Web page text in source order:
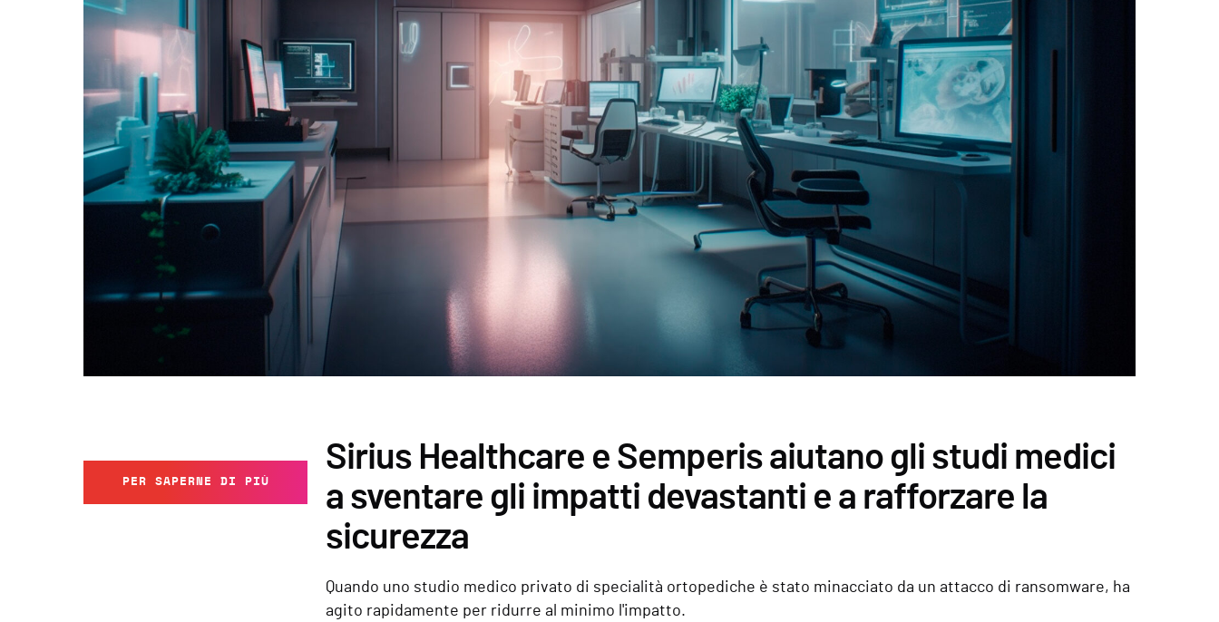
PER SAPERNE DI PIÙ
Sirius Healthcare e Semperis aiutano gli studi medici
a sventare gli impatti devastanti e a rafforzare la
sicurezza
Quando uno studio medico privato di specialità ortopediche è stato minacciato da un attacco di ransomware, ha
agito rapidamente per ridurre al minimo l'impatto.